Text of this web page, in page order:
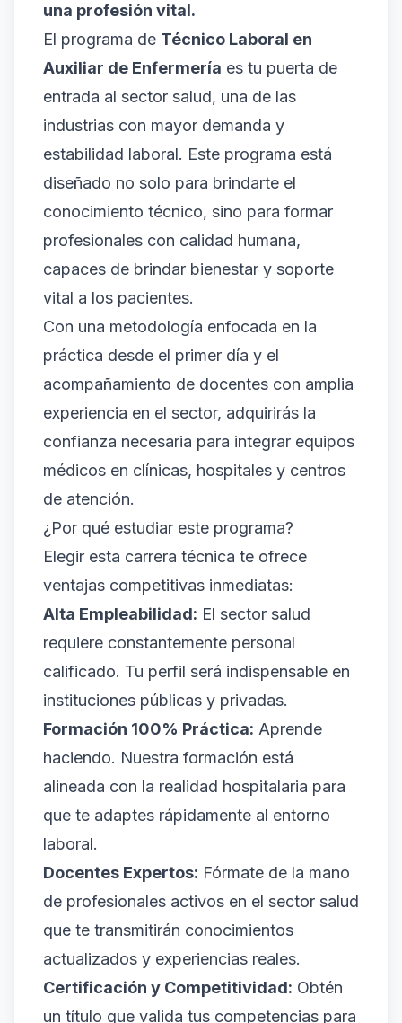
una profesión vital.
El programa de Técnico Laboral en
Auxiliar de Enfermería es tu puerta de
entrada al sector salud, una de las
industrias con mayor demanda y
estabilidad laboral. Este programa está
diseñado no solo para brindarte el
conocimiento técnico, sino para formar
profesionales con calidad humana,
capaces de brindar bienestar y soporte
vital a los pacientes.
Con una metodología enfocada en la
práctica desde el primer día y el
acompañamiento de docentes con amplia
experiencia en el sector, adquirirás la
confianza necesaria para integrar equipos
médicos en clínicas, hospitales y centros
de atención.
¿Por qué estudiar este programa?
Elegir esta carrera técnica te ofrece
ventajas competitivas inmediatas:
Alta Empleabilidad: El sector salud
requiere constantemente personal
calificado. Tu perfil será indispensable en
instituciones públicas y privadas.
Formación 100% Práctica: Aprende
haciendo. Nuestra formación está
alineada con la realidad hospitalaria para
que te adaptes rápidamente al entorno
laboral.
Docentes Expertos: Fórmate de la mano
de profesionales activos en el sector salud
que te transmitirán conocimientos
actualizados y experiencias reales.
Certificación y Competitividad: Obtén
un título que valida tus competencias para